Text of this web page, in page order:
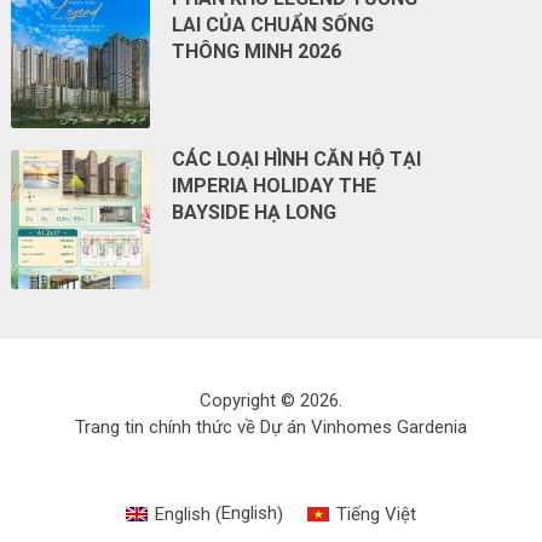
LAI CỦA CHUẨN SỐNG
THÔNG MINH 2026
CÁC LOẠI HÌNH CĂN HỘ TẠI
IMPERIA HOLIDAY THE
BAYSIDE HẠ LONG
Copyright © 2026.
Trang tin chính thức về Dự án Vinhomes Gardenia
English (English) Tiếng Việt